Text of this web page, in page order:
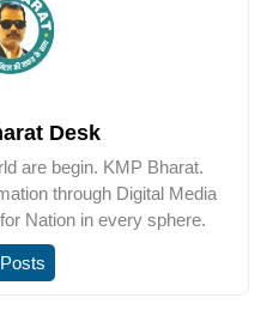
Desk
are begin. KMP Bharat.
through Digital Media
Nation in every sphere.